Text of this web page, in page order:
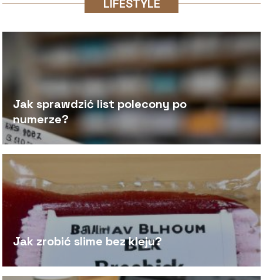
LIFESTYLE
Jak sprawdzić list polecony po
numerze?
Jak zrobić slime bez kleju?